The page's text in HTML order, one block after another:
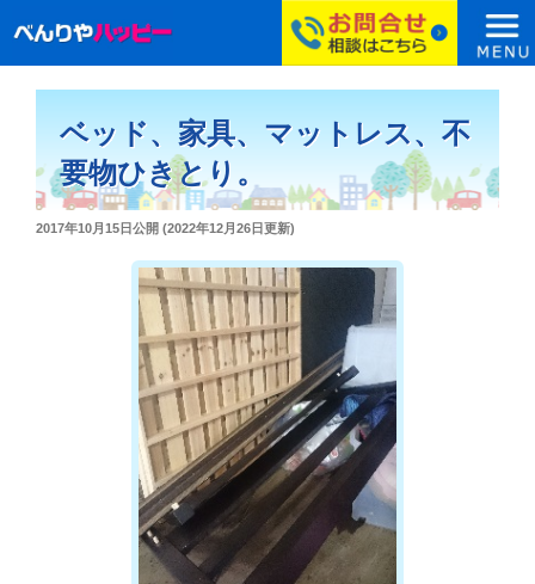
ベッド、家具、マットレス、不
要物ひきとり。
投
2017年10月15日公開 (2022年12月26日更新)